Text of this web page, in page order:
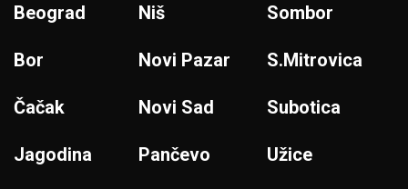
Beograd
Bor
Čačak
Jagodina
Niš
Novi Pazar
Novi Sad
Pančevo
Sombor
S.Mitrovica
Subotica
Užice